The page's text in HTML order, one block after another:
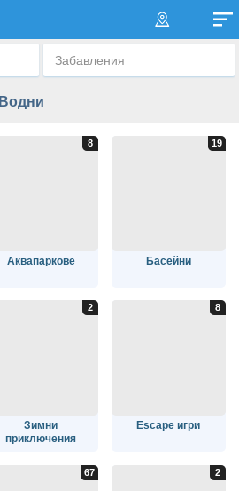
Забавления
Водни
Аквапаркове Басейни
Зимни
приключения
Escape игри